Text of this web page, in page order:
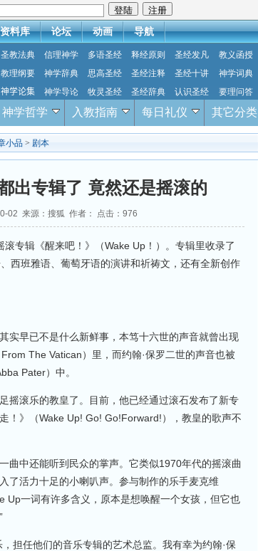
资料库 论坛 动画 导航
圣教法典 信理神学 多语圣经 释经原则 圣经发凡 教义函授
教理纲要 神学辞典 思高圣经 圣经注释 圣经十讲 神学词典
神学论集 神学导论 牧灵圣经 圣经辞典 认识圣经 要理问答
神学哲学 入教指南 每日礼仪 其它分类
小品 > 剧本
出专辑了 竟然还是摇滚的
02 来源：搜狐 作者： 点击： 976
专辑《醒来吧！》（Wake Up！）。专辑里收录了
西班雅语、葡萄牙语的演讲和祈祷文，还有全新创作
早已不是什么新鲜事，本笃十六世的声音就曾出现
The Vatican）里，而约翰·保罗二世的声音也被
Pater）中。
滚乐的教皇了。目前，他已经通过滚石发布了新专
！》（Wake Up! Go! Go!Forward!），教皇的歌声不
中还能听到民众的掌声。它类似1970年代的摇滚曲
了活力十足的小喇叭声。参与制作的乐手麦克维
Up一词有许多含义，原本是想唤醒一个女孩，但它也
任他们的音乐专辑的艺术总监。我有幸为约翰·保